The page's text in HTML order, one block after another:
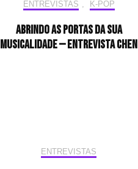
ENTREVISTAS K-POP
Abrindo as portas da sua
musicalidade — Entrevista CHEN
ENTREVISTAS